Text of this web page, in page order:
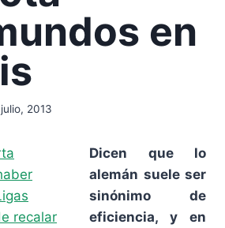
en
2013
Dicen que lo
alemán suele ser
sinónimo de
eficiencia, y en